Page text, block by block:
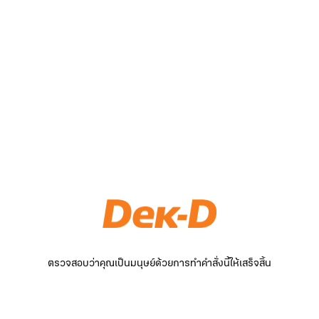
ตรวจสอบว่าคุณเป็นมนุษย์ด้วยการทำคำสั่งนี้ให้เสร็จสิ้น